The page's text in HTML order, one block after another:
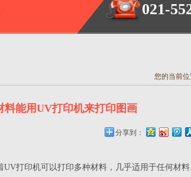
加工 杨浦UV打印加工 闵行UV打印加工 虹口UV打印
021-
您的当前位
料能用UV打印机来打印图画
分享到：
打印机可以打印多种材料，几乎适用于任何材